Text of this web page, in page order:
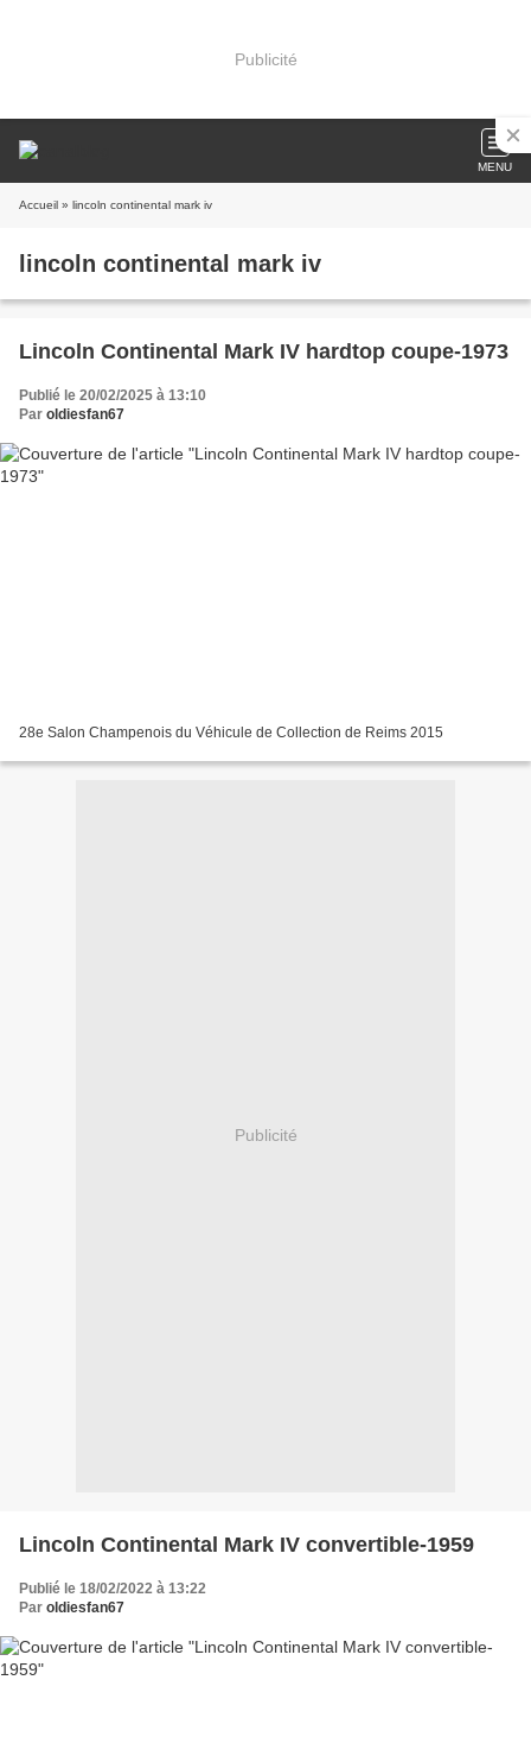
Publicité
MENU
Accueil » lincoln continental mark iv
lincoln continental mark iv
Lincoln Continental Mark IV hardtop coupe-1973
Publié le 20/02/2025 à 13:10
Par oldiesfan67
28e Salon Champenois du Véhicule de Collection de Reims 2015
Publicité
Lincoln Continental Mark IV convertible-1959
Publié le 18/02/2022 à 13:22
Par oldiesfan67